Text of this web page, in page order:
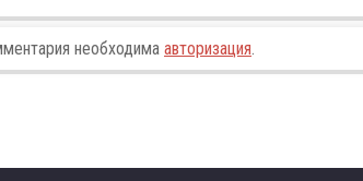
необходима авторизация.